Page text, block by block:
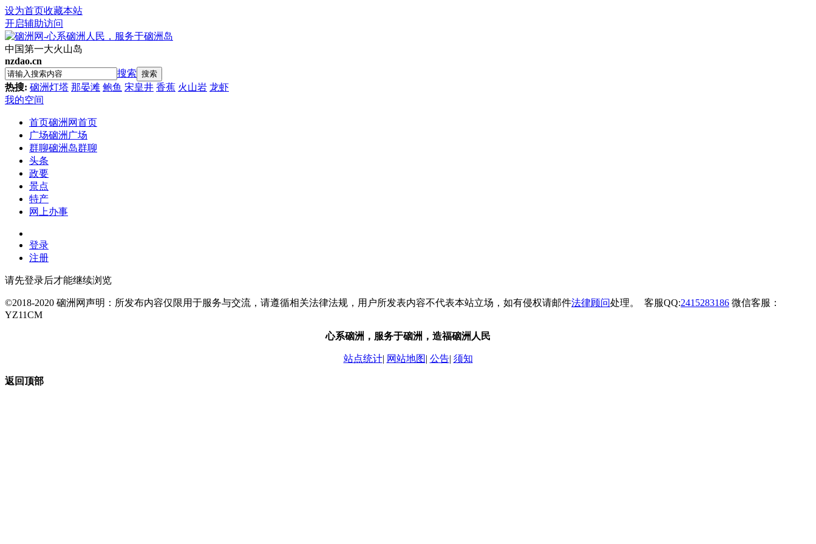
设为首页收藏本站
开启辅助访问
中国第一大火山岛
nzdao.cn
搜索 搜索
热搜: 硇洲灯塔 那晏滩 鲍鱼 宋皇井 香蕉 火山岩 龙虾
我的空间
首页硇洲网首页
广场硇洲广场
群聊硇洲岛群聊
头条
政要
景点
特产
网上办事
登录
注册
请先登录后才能继续浏览
©2018-2020 硇洲网声明：所发布内容仅限用于服务与交流，请遵循相关法律法规，用户所发表内容不代表本站立场，如有侵权请邮件法律顾问处理。 客服QQ:2415283186 微信客服：
YZ11CM
心系硇洲，服务于硇洲，造福硇洲人民
站点统计| 网站地图| 公告| 须知
返回顶部